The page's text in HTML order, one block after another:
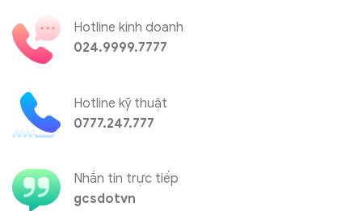
Hotline kinh doanh
024.9999.7777
Hotline kỹ thuật
0777.247.777
Nhắn tin trực tiếp
gcsdotvn